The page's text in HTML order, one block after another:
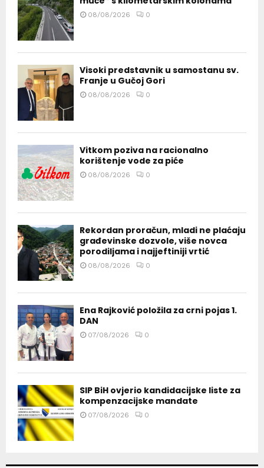
08/08/2026 0
Visoki predstavnik u samostanu sv.
Franje u Gučoj Gori
08/08/2026 0
Vitkom poziva na racionalno
korištenje vode za piće
08/08/2026 0
Rekordan proračun, mladi ne plaćaju
građevinske dozvole, više novca
porodiljama i najjeftiniji vrtić
08/08/2026 0
Ena Rajković položila za crni pojas 1.
DAN
07/08/2026 0
SIP BiH ovjerio kandidacijske liste za
kompenzacijske mandate
07/08/2026 0